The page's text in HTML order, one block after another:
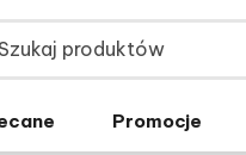
Promocje